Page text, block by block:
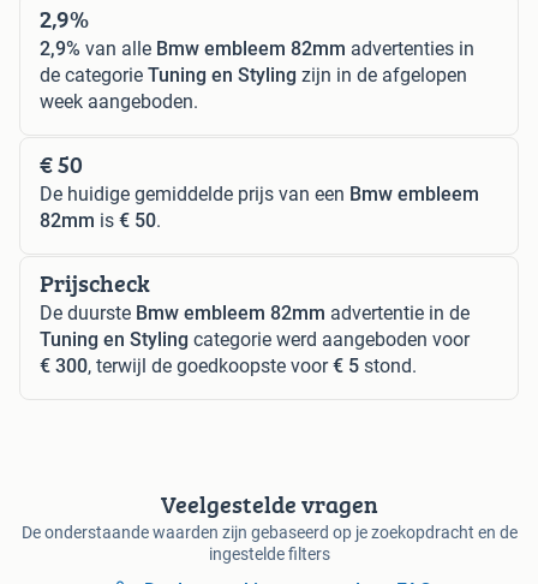
2,9%
2,9% van alle Bmw embleem 82mm advertenties in
de categorie Tuning en Styling zijn in de afgelopen
week aangeboden.
€ 50
De huidige gemiddelde prijs van een Bmw embleem
82mm is € 50.
Prijscheck
De duurste Bmw embleem 82mm advertentie in de
Tuning en Styling categorie werd aangeboden voor
€ 300, terwijl de goedkoopste voor€ 5 stond.
Veelgestelde vragen
De onderstaande waarden zijn gebaseerd op je zoekopdracht en de
ingestelde filters